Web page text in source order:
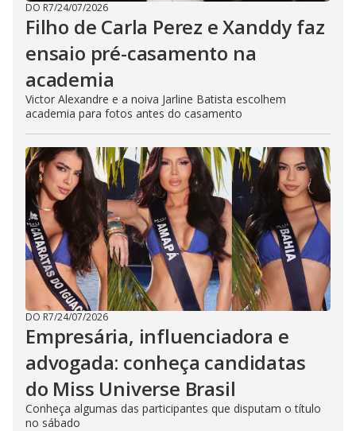
DO R7/24/07/2026
Filho de Carla Perez e Xanddy faz
ensaio pré-casamento na
academia
Victor Alexandre e a noiva Jarline Batista escolhem
academia para fotos antes do casamento
DO R7/24/07/2026
Empresária, influenciadora e
advogada: conheça candidatas
do Miss Universe Brasil
Conheça algumas das participantes que disputam o título
no sábado